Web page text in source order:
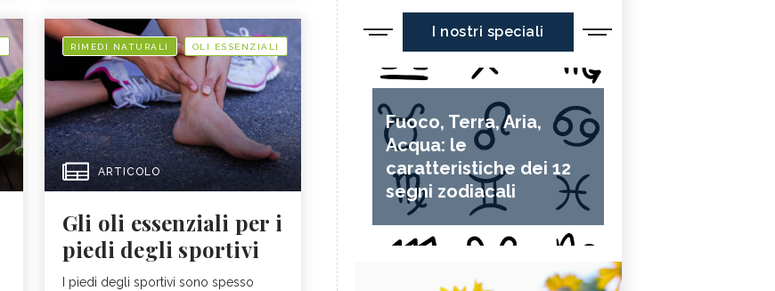
RIMEDI NATURALI OLI ESSENZIALI
ARTICOLO
Gli oli essenziali per i
piedi degli sportivi
I piedi degli sportivi sono spesso
I nostri speciali
Fuoco, Terra, Aria,
Acqua: le
caratteristiche dei 12
segni zodiacali